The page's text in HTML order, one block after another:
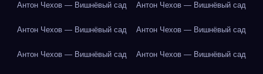
Антон Чехов — Вишнёвый сад Антон Чехов — Вишнёвый сад
Антон Чехов — Вишнёвый сад Антон Чехов — Вишнёвый сад
Антон Чехов — Вишнёвый сад Антон Чехов — Вишнёвый сад